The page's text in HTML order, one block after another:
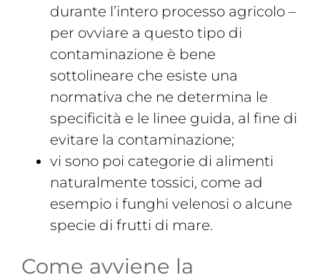
durante l’intero processo agricolo –
per ovviare a questo tipo di
contaminazione è bene
sottolineare che esiste una
normativa che ne determina le
specificità e le linee guida, al fine di
evitare la contaminazione;
vi sono poi categorie di alimenti
naturalmente tossici, come ad
esempio i funghi velenosi o alcune
specie di frutti di mare.
Come avviene la